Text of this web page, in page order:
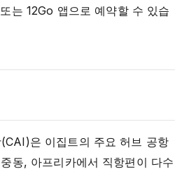
는 12Go 앱으로 예약할 수 있습
은 이집트의 주요 허브 공항
동, 아프리카에서 직항편이 다수